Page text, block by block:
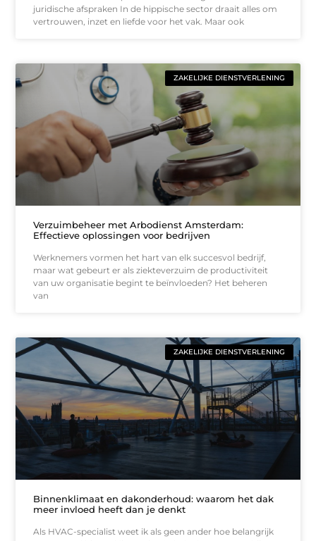
juridische afspraken In de hippische sector draait alles om
vertrouwen, inzet en liefde voor het vak. Maar ook
ZAKELIJKE DIENSTVERLENING
Verzuimbeheer met Arbodienst Amsterdam:
Effectieve oplossingen voor bedrijven
Werknemers vormen het hart van elk succesvol bedrijf,
maar wat gebeurt er als ziekteverzuim de productiviteit
van uw organisatie begint te beïnvloeden? Het beheren
van
ZAKELIJKE DIENSTVERLENING
Binnenklimaat en dakonderhoud: waarom het dak
meer invloed heeft dan je denkt
Als HVAC-specialist weet ik als geen ander hoe belangrijk